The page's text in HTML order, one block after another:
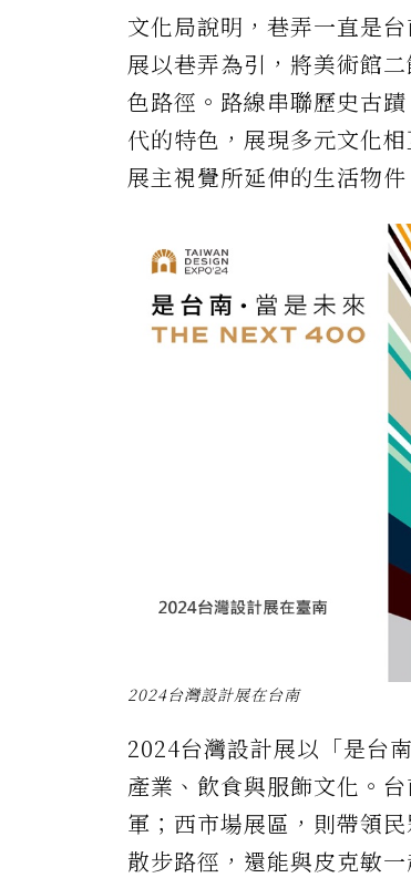
文化局說明，巷弄一直是
展以巷弄為引，將美術館
色路徑。路線串聯歷史古
代的特色，展現多元文化
展主視覺所延伸的生活物
2024台灣設計展在台南
2024台灣設計展以「是台
產業、飲食與服飾文化。
軍；西市場展區，則帶領
散步路徑，還能與皮克敏